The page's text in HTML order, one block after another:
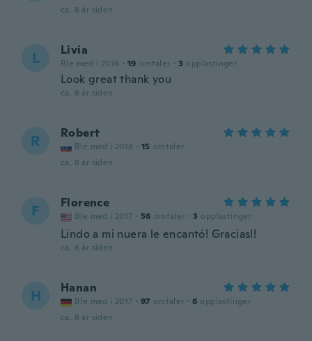
ca. 8 år siden
L Livia
Ble med i 2016 · 19 omtaler · 3 opplastinger
Look great thank you
ca. 8 år siden
R Robert
Ble med i 2018 · 15 omtaler
ca. 8 år siden
F Florence
Ble med i 2017 · 56 omtaler · 3 opplastinger
Lindo a mi nuera le encantó! Gracias!!
ca. 8 år siden
H Hanan
Ble med i 2017 · 97 omtaler · 6 opplastinger
ca. 8 år siden